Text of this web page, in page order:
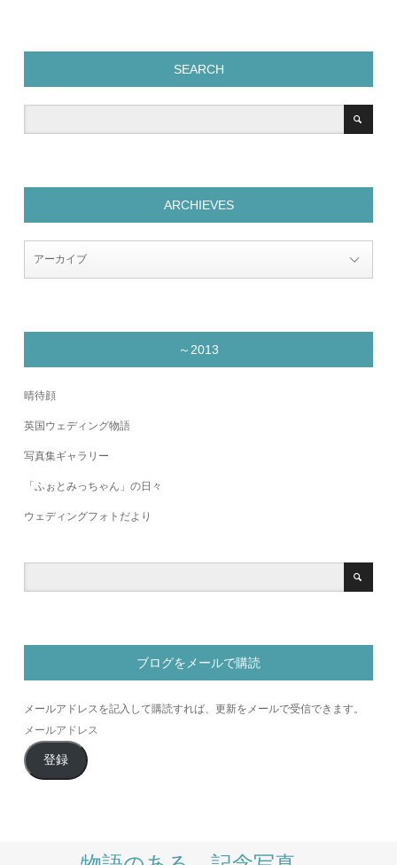
SEARCH
ARCHIEVES
～2013
晴待顔
英国ウェディング物語
写真集ギャラリー
「ふぉとみっちゃん」の日々
ウェディングフォトだより
ブログをメールで購読
メールアドレスを記入して購読すれば、更新をメールで受信できます。
メ
ー
ル
登録